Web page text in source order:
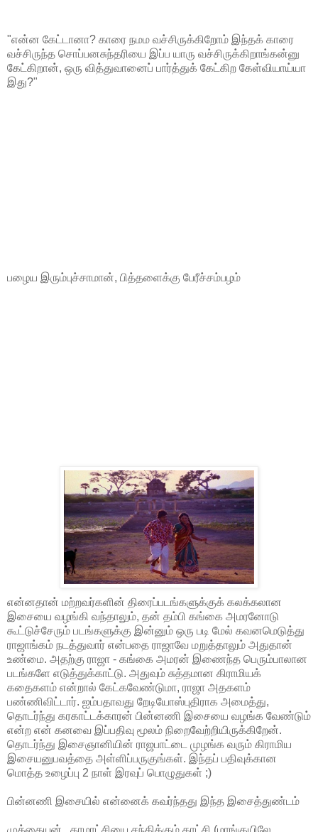
"என்ன கேட்டானா? காரை நமம வச்சிருக்கிறோம் இந்தக் காரை
வச்சிருந்த சொப்பனசுந்தரியை இப்ப யாரு வச்சிருக்கிறாங்கன்னு
கேட்கிறான், ஒரு வித்துவானைப் பார்த்துக் கேட்கிற கேள்வியாய்யா
இது?"
பழைய இரும்புச்சாமான், பித்தளைக்கு பேரீச்சம்பழம்
என்னதான் மற்றவர்களின் திரைப்படங்களுக்குக் கலக்கலான
இசையை வழங்கி வந்தாலும், தன் தம்பி கங்கை அமரனோடு
கூட்டுச்சேரும் படங்களுக்கு இன்னும் ஒரு படி மேல் கவனமெடுத்து
ராஜாங்கம் நடத்துவார் என்பதை ராஜாவே மறுத்தாலும் அதுதான்
உண்மை. அதற்கு ராஜா - கங்கை அமரன் இணைந்த பெரும்பாலான
படங்களே எடுத்துக்காட்டு. அதுவும் சுத்தமான கிராமியக்
கதைகளம் என்றால் கேட்கவேண்டுமா, ராஜா அதகளம்
பண்ணிவிட்டார். ஐம்பதாவது றேடியோஸ்புதிராக அமைத்து,
தொடர்ந்து கரகாட்டக்காரன் பின்னணி இசையை வழங்க வேண்டும்
என்ற என் கனவை இப்பதிவு மூலம் நிறைவேற்றியிருக்கிறேன்.
தொடர்ந்து இசைஞானியின் ராஜபாட்டை முழங்க வரும் கிராமிய
இசையனுபவத்தை அள்ளிப்பருகுங்கள். இந்தப் பதிவுக்கான
மொத்த உழைப்பு 2 நாள் இரவுப் பொழுதுகள் ;)
பின்னணி இசையில் என்னைக் கவர்ந்தது இந்த இசைத்துண்டம்
முத்தையன் , காமாட்சியை சந்திக்கும் காட்சி (மாங்குயிலே